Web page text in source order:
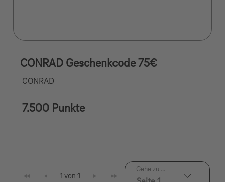
CONRAD Geschenkcode 75€
CONRAD
7.500 Punkte
1 von 1
Gehe zu ...